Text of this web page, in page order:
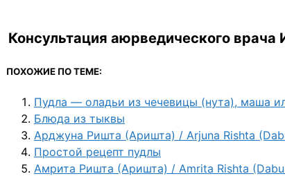
Консультация аюрведического
ПОХОЖИЕ ПО ТЕМЕ:
Пудла — оладьи из чечевицы (нута), маша
Блюда из тыквы
Арджуна Ришта (Аришта) / Arjuna Rishta
Простой рецепт пудлы
Амрита Ришта (Аришта) / Amrita Rishta